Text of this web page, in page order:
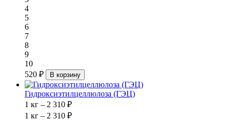
4
5
6
7
8
9
10
520 ₽
В корзину
Гидроксиэтилцеллюлоза (ГЭЦ)
1 кг – 2 310 ₽
1 кг – 2 310 ₽